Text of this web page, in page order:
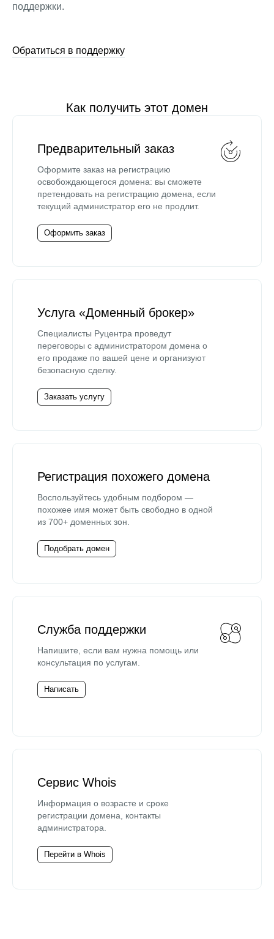
поддержки.
Обратиться в поддержку
Как получить этот домен
Предварительный заказ
Оформите заказ на регистрацию
освобождающегося домена: вы сможете
претендовать на регистрацию домена, если
текущий администратор его не продлит.
Оформить заказ
Услуга «Доменный брокер»
Специалисты Руцентра проведут
переговоры с администратором домена о
его продаже по вашей цене и организуют
безопасную сделку.
Заказать услугу
Регистрация похожего домена
Воспользуйтесь удобным подбором —
похожее имя может быть свободно в одной
из 700+ доменных зон.
Подобрать домен
Служба поддержки
Напишите, если вам нужна помощь или
консультация по услугам.
Написать
Сервис Whois
Информация о возрасте и сроке
регистрации домена, контакты
администратора.
Перейти в Whois